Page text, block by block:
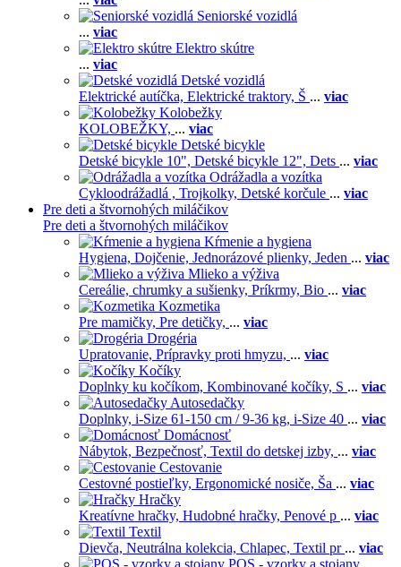
Seniorské vozidlá
... viac
Elektro skútre
... viac
Detské vozidlá
Elektrické autíčka, Elektrické traktory, Š ... viac
Kolobežky
KOLOBEŽKY, ... viac
Detské bicykle
Detské bicykle 10", Detské bicykle 12", Dets ... viac
Odrážadla a vozítka
Cykloodrážadlá , Trojkolky, Detské korčule ... viac
Pre deti a štvornohých miláčikov
Pre deti a štvornohých miláčikov
Kŕmenie a hygiena
Hygiena, Dojčenie, Jednorázové plienky, Jeden ... viac
Mlieko a výživa
Cereálie, chrumky a sušienky, Príkrmy, Bio ... viac
Kozmetika
Pre mamičky, Pre detičky, ... viac
Drogéria
Upratovanie, Prípravky proti hmyzu, ... viac
Kočíky
Doplnky ku kočíkom, Kombinované kočíky, S ... viac
Autosedačky
Doplnky, i-Size 61-150 cm / 9-36 kg, i-Size 40 ... viac
Domácnosť
Nábytok, Bezpečnosť, Textil do detskej izby, ... viac
Cestovanie
Cestovné postieľky, Ergonomické nosiče, Ša ... viac
Hračky
Kreatívne hračky, Hudobné hračky, Penové p ... viac
Textil
Dievča, Neutrálna kolekcia, Chlapec, Textil pr ... viac
POS - vzorky a stojany